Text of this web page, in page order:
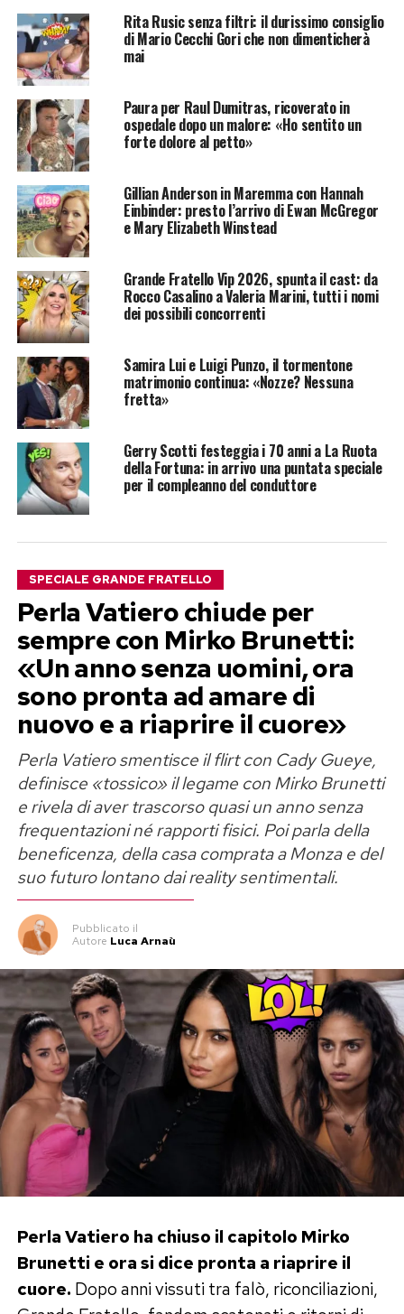
Rita Rusic senza filtri: il durissimo consiglio
di Mario Cecchi Gori che non dimenticherà
mai
Paura per Raul Dumitras, ricoverato in
ospedale dopo un malore: «Ho sentito un
forte dolore al petto»
Gillian Anderson in Maremma con Hannah
Einbinder: presto l’arrivo di Ewan McGregor
e Mary Elizabeth Winstead
Grande Fratello Vip 2026, spunta il cast: da
Rocco Casalino a Valeria Marini, tutti i nomi
dei possibili concorrenti
Samira Lui e Luigi Punzo, il tormentone
matrimonio continua: «Nozze? Nessuna
fretta»
Gerry Scotti festeggia i 70 anni a La Ruota
della Fortuna: in arrivo una puntata speciale
per il compleanno del conduttore
SPECIALE GRANDE FRATELLO
Perla Vatiero chiude per
sempre con Mirko Brunetti:
«Un anno senza uomini, ora
sono pronta ad amare di
nuovo e a riaprire il cuore»
Perla Vatiero smentisce il flirt con Cady Gueye,
definisce «tossico» il legame con Mirko Brunetti
e rivela di aver trascorso quasi un anno senza
frequentazioni né rapporti fisici. Poi parla della
beneficenza, della casa comprata a Monza e del
suo futuro lontano dai reality sentimentali.
Pubblicato il
Autore Luca Arnaù
Perla Vatiero ha chiuso il capitolo Mirko
Brunetti e ora si dice pronta a riaprire il
cuore. Dopo anni vissuti tra falò, riconciliazioni,